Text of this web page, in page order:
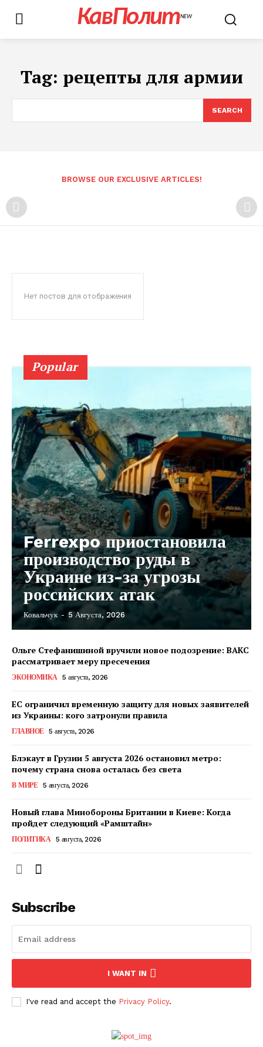
КавПолитNEW
Tag: рецепты для армии
SEARCH
BROWSE OUR EXCLUSIVE ARTICLES!
Нет постов для отображения
Popular
Ferrexpo приостановила
производство руды в
Украине из-за угрозы
российских атак
Ковальчук - 5 Августа, 2026
Ольге Стефанишиной вручили новое подозрение: ВАКС
рассматривает меру пресечения
ЭКОНОМИКА 5 августа, 2026
ЕС ограничил временную защиту для новых заявителей
из Украины: кого затронули правила
ГЛАВНОЕ 5 августа, 2026
Блэкаут в Грузии 5 августа 2026 остановил метро:
почему страна снова осталась без света
В МИРЕ 5 августа, 2026
Новый глава Минобороны Британии в Киеве: Когда
пройдет следующий «Рамштайн»
ПОЛИТИКА 5 августа, 2026
Subscribe
I WANT IN
I've read and accept the Privacy Policy.